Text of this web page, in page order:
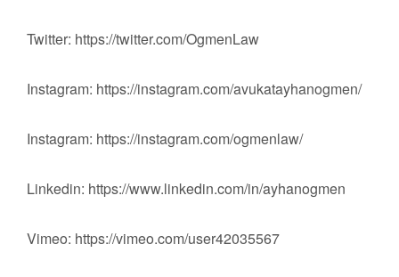
Twitter: https://twitter.com/OgmenLaw
Instagram: https://instagram.com/avukatayhanogmen/
Instagram: https://instagram.com/ogmenlaw/
Linkedin: https://www.linkedin.com/in/ayhanogmen
Vimeo: https://vimeo.com/user42035567